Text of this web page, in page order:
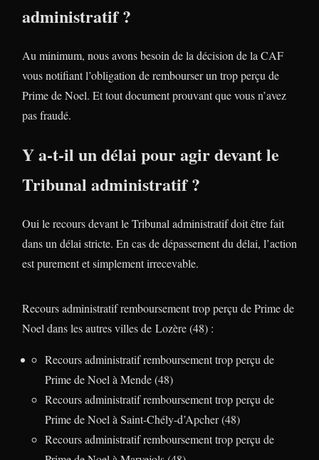
administratif ?
Au minimum, nous avons besoin de la décision de la CAF
vous notifiant l’obligation de rembourser un trop perçu de
Prime de Noel. Et tout document prouvant que vous n’avez
pas fraudé.
Y a-t-il un délai pour agir devant le
Tribunal administratif ?
Oui le recours devant le Tribunal administratif doit être fait
dans un délai stricte. En cas de dépassement du délai, l’action
est purement et simplement irrecevable.
Recours administratif remboursement trop perçu de Prime de
Noel dans les autres villes de Lozère (48) :
Recours administratif remboursement trop perçu de
Prime de Noel à Mende (48)
Recours administratif remboursement trop perçu de
Prime de Noel à Saint-Chély-d’Apcher (48)
Recours administratif remboursement trop perçu de